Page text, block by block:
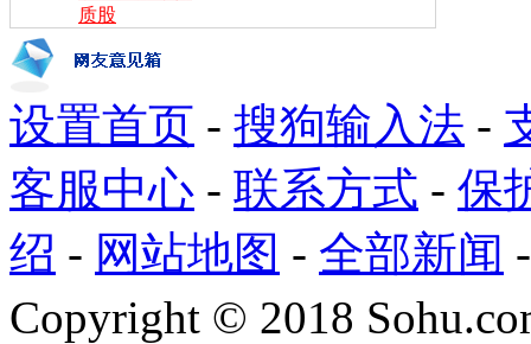
质股
设置首页 - 搜狗输入法 -
客服中心 - 联系方式 - 保
绍 - 网站地图 - 全部新闻
Copyright © 2018